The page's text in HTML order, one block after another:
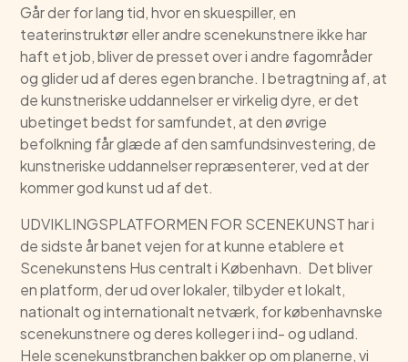
Går der for lang tid, hvor en skuespiller, en
teaterinstruktør eller andre scenekunstnere ikke har
haft et job, bliver de presset over i andre fagområder
og glider ud af deres egen branche. I betragtning af, at
de kunstneriske uddannelser er virkelig dyre, er det
ubetinget bedst for samfundet, at den øvrige
befolkning får glæde af den samfundsinvestering, de
kunstneriske uddannelser repræsenterer, ved at der
kommer god kunst ud af det.
UDVIKLINGSPLATFORMEN FOR SCENEKUNST har i
de sidste år banet vejen for at kunne etablere et
Scenekunstens Hus centralt i København. Det bliver
en platform, der ud over lokaler, tilbyder et lokalt,
nationalt og internationalt netværk, for københavnske
scenekunstnere og deres kolleger i ind- og udland.
Hele scenekunstbranchen bakker op om planerne, vi